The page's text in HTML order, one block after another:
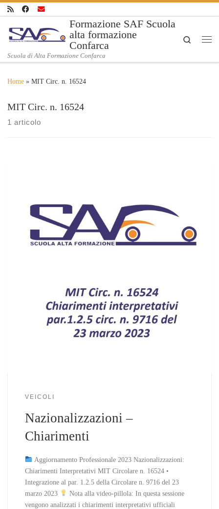
Skip to content
Formazione SAF Scuola
alta formazione
Confarca
Scuola di Alta Formazione Confarca
Search
Home » MIT Circ. n. 16524
MIT Circ. n. 16524
1 articolo
VEICOLI
Nazionalizzazioni –
Chiarimenti
Aggiornamento Professionale 2023 Nazionalizzazioni:
Chiarimenti Interpretativi MIT Circolare n. 16524 •
Integrazione al par. 1.2.5 della Circolare n. 9716 del 23
marzo 2023
Nota alla video-pillola: In questa sessione
vengono analizzati i chiarimenti interpretativi ufficiali